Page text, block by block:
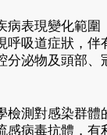
病表現變化範圍
呼吸道症狀，伴
分泌物及頭部、
檢測對感染群體
感病毒抗體，有